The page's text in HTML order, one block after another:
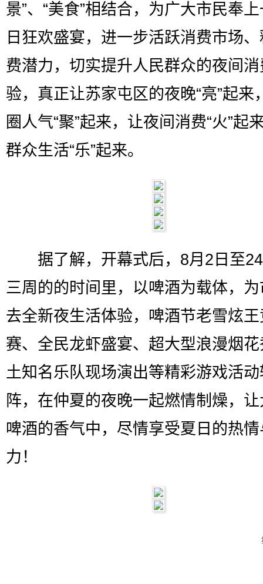
景”、“美食”相结合，为广大市民奉
日狂欢盛宴，进一步活跃消费市场
费潜力，切实提升人民群众的夜间
验，真正让苏家屯区的夜晚“亮”起来
圈人气“聚”起来，让夜间消费“火”起
群众生活“乐”起来。
据了解，开幕式后，8月2日至
三周的的时间里，以啤酒为载体，
去全新夜生活体验，啤酒节老雪炫
赛、全民龙虾盛宴、超大型浪漫烟
土知名乐队现场演出等精彩游戏活
阵，在仲夏的夜晚一起燃情制燥，
啤酒的香气中，尽情享受夏日的热
力！